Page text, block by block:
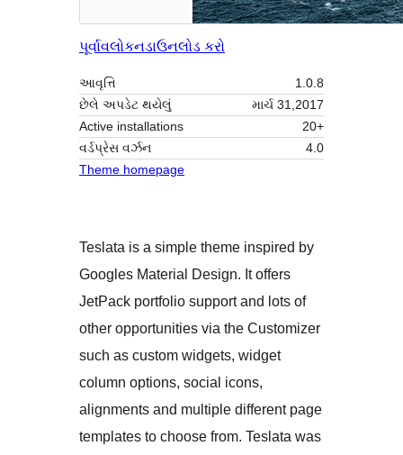
પૂર્વાવલોકનડાઉનલોડ કરો
આવૃત્તિ
1.0.8
છેલે અપડેટ થયેલું
માર્ચ 31,2017
Active installations
20+
વર્ડપ્રેસ વર્ઝન
4.0
Theme homepage
Teslata is a simple theme inspired by
Googles Material Design. It offers
JetPack portfolio support and lots of
other opportunities via the Customizer
such as custom widgets, widget
column options, social icons,
alignments and multiple different page
templates to choose from. Teslata was